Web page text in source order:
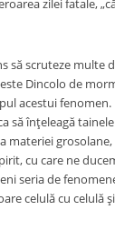
zilei fatale,
scruteze multe
Dincolo de
acestui
să înțeleagă
materiei
cu care ne
seria de
celulă cu celulă